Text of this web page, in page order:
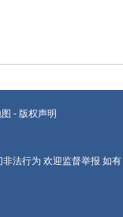
- 版权声明
法行为 欢迎监督举报 如有